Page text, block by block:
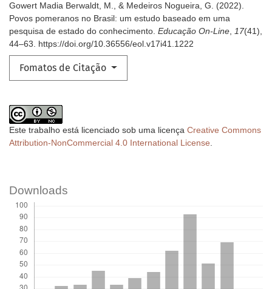
Gowert Madia Berwaldt, M., & Medeiros Nogueira, G. (2022).
Povos pomeranos no Brasil: um estudo baseado em uma
pesquisa de estado do conhecimento. Educação On-Line, 17(41),
44–63. https://doi.org/10.36556/eol.v17i41.1222
Fomatos de Citação
Este trabalho está licenciado sob uma licença Creative Commons
Attribution-NonCommercial 4.0 International License.
Downloads